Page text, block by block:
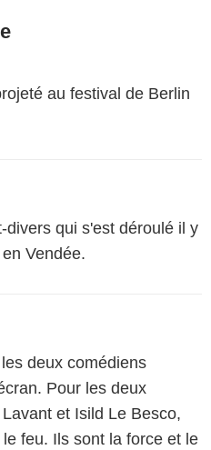
au festival de Berlin
divers qui s'est déroulé il y
Vendée.
deux comédiens
Pour les deux
et Isild Le Besco,
feu. Ils sont la force et le